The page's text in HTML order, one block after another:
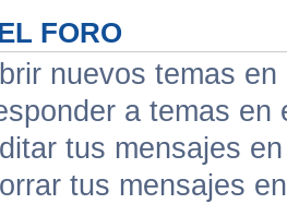
FORO
nuevos temas
a temas en
tus mensajes
tus mensajes